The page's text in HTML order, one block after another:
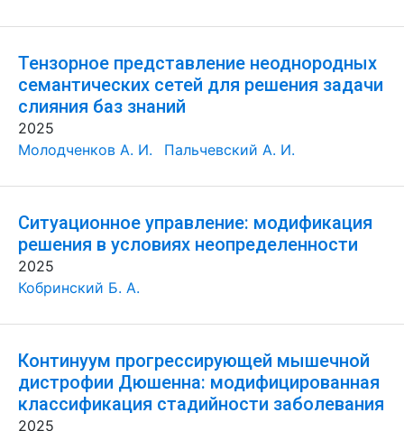
Тензорное представление неоднородных
семантических сетей для решения задачи
слияния баз знаний
2025
Молодченков А. И.
Пальчевский А. И.
Ситуационное управление: модификация
решения в условиях неопределенности
2025
Кобринский Б. А.
Континуум прогрессирующей мышечной
дистрофии Дюшенна: модифицированная
классификация стадийности заболевания
2025